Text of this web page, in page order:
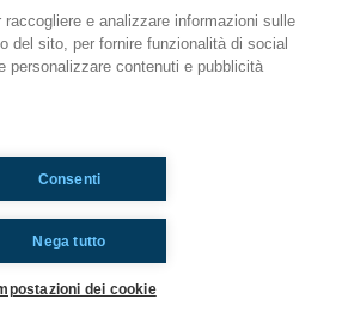
commenteremo il testo
profonda! #OkkinSu
e analizzare informazioni sulle
del sito, per fornire funzionalità di social
personalizzare contenuti e pubblicità
Nega tutto
Consenti
dei cookie